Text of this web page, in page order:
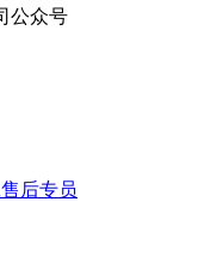
售后专员